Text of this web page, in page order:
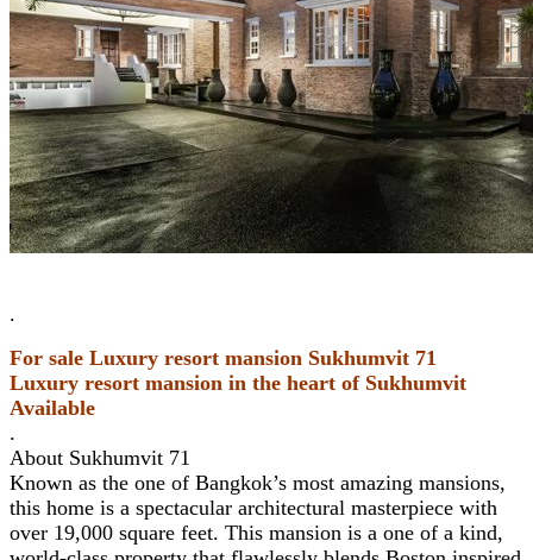
.
For sale Luxury resort mansion Sukhumvit 71
Luxury resort mansion in the heart of Sukhumvit
Available
.
About Sukhumvit 71
Known as the one of Bangkok’s most amazing mansions,
this home is a spectacular architectural masterpiece with
over 19,000 square feet. This mansion is a one of a kind,